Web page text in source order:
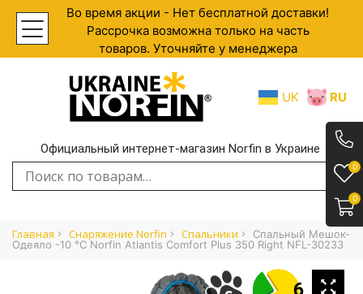
Во время акции - Нет бесплатной доставки!
Рассрочка возможна только на часть
товаров. Уточняйте у менеджера
UK RU
Официальный интернет-магазин Norfin в Украине
Искать:
Главная Снаряжение Norfin Спальники
Спальный Мешок-
Одеяло -10 °С Norfin Atlantis Comfort Plus 350 Right NFL-30233
0
0